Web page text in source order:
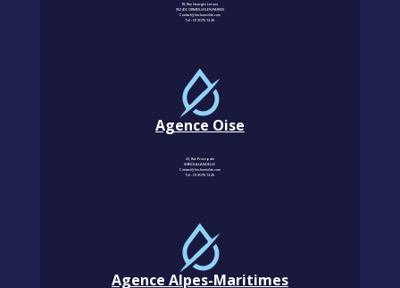
18, Rue Georges Leroux
95240 CORMEILLES-EN-PARISIS
Contact@km-humidite.com
Tel :01 30 76 13 26
Agence Oise
22, Rue Principale
60850 LALANDELLE
Contact@km-humidite.com
Tel :01 30 76 13 26
Agence Alpes-Maritimes